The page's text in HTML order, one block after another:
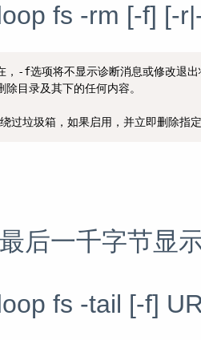
fs -rm [-f] [-
-f选项将不显示诊断消息或修改退出
目录及其下的任何内容。
垃圾箱，如果启用，并立即删除指
后一千字节显
fs -tail [-f]